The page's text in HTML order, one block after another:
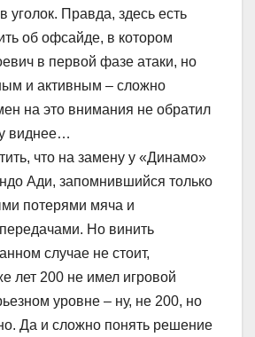
уголок. Правда, здесь есть
об офсайде, в котором
в первой фазе атаки, но
и активным – сложно
на это внимания не обратил
виднее…
что на замену у «Динамо»
Ади, запомнившийся только
потерями мяча и
Но винить
случае не стоит,
лет 200 не имел игровой
уровне – ну, не 200, но
Да и сложно понять решение